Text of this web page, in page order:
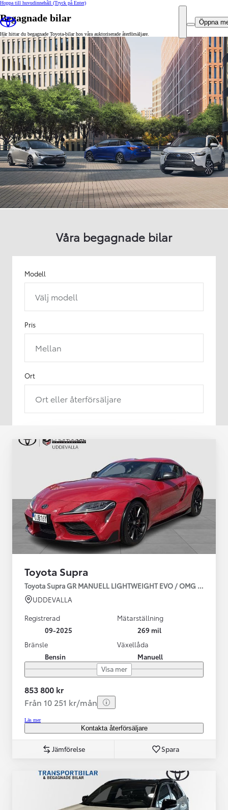
Hoppa till huvudinnehåll (Tryck på Enter)
Öppna
Begagnade bilar
Här hittar du begagnade Toyota-bilar hos våra auktoriserade återförsäljare.
Våra begagnade bilar
Modell
Välj modell
Pris
Mellan
Ort
Ort eller återförsäljare
Toyota Supra
Toyota Supra GR MANUELL LIGHTWEIGHT EVO / OMG LEV!
UDDEVALLA
Registrerad
09-2025
Mätarställning
269 mil
Bränsle
Bensin
Växellåda
Manuell
Visa mer
853 800 kr
Från 10 251 kr/mån
Läs mer
Kontakta återförsäljare
Jämförelse Spara